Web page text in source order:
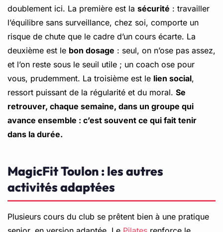
doublement ici. La première est la sécurité : travailler
l’équilibre sans surveillance, chez soi, comporte un
risque de chute que le cadre d’un cours écarte. La
deuxième est le bon dosage : seul, on n’ose pas assez,
et l’on reste sous le seuil utile ; un coach ose pour
vous, prudemment. La troisième est le lien social,
ressort puissant de la régularité et du moral. Se
retrouver, chaque semaine, dans un groupe qui
avance ensemble : c’est souvent ce qui fait tenir
dans la durée.
MagicFit Toulon : les autres
activités adaptées
Plusieurs cours du club se prêtent bien à une pratique